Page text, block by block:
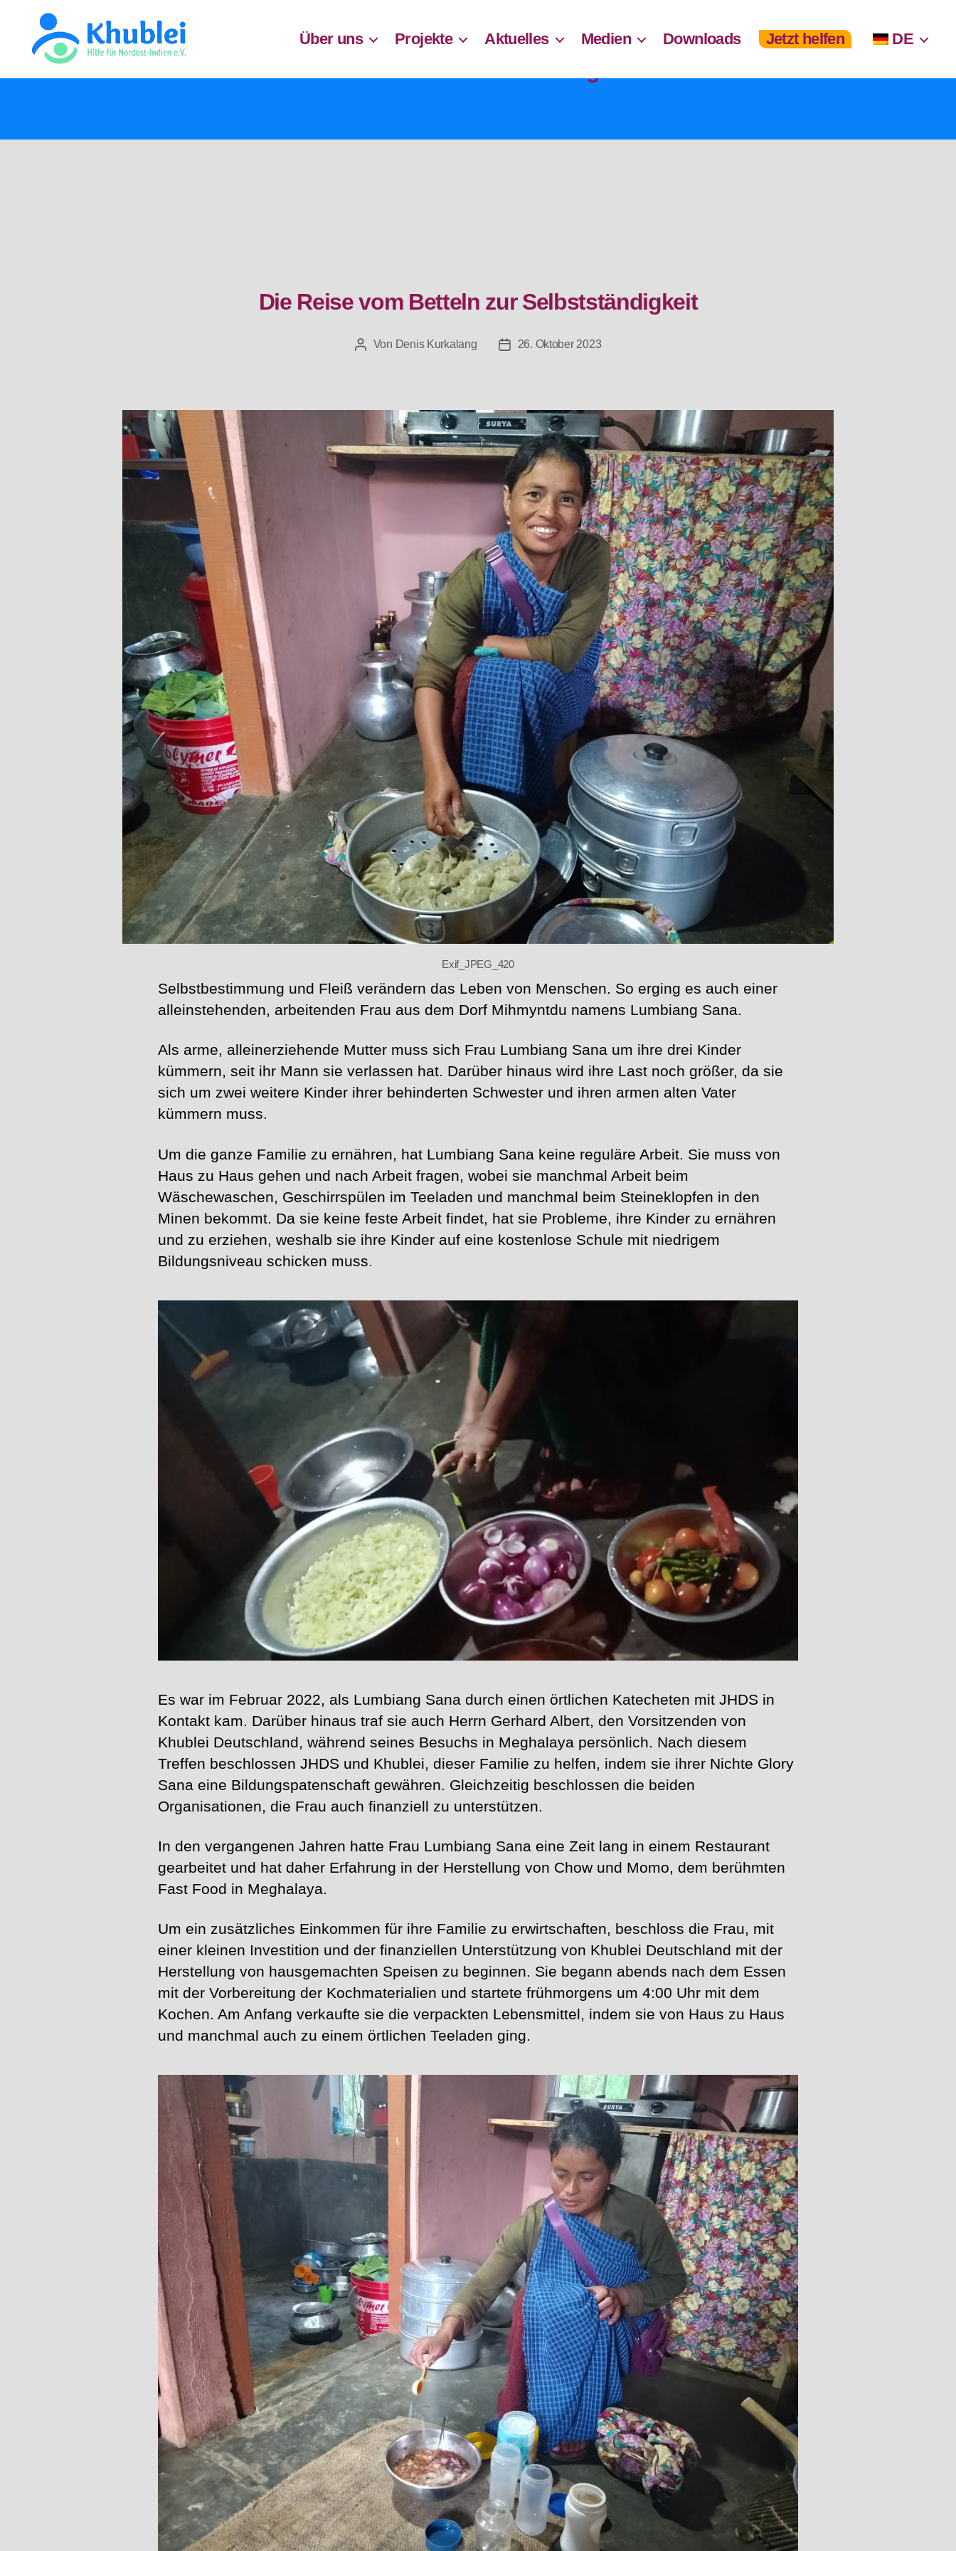
Khublei
Über uns Projekte Aktuelles Medien Downloads Jetzt helfen DE
Kategorien
Die Reise vom Betteln zur Selbstständigkeit
Beitragsautor
Von Denis Kurkalang Beitragsdatum
26. Oktober 2023
Exif_JPEG_420
Selbstbestimmung und Fleiß verändern das Leben von Menschen. So erging es auch einer
alleinstehenden, arbeitenden Frau aus dem Dorf Mihmyntdu namens Lumbiang Sana.
Als arme, alleinerziehende Mutter muss sich Frau Lumbiang Sana um ihre drei Kinder
kümmern, seit ihr Mann sie verlassen hat. Darüber hinaus wird ihre Last noch größer, da sie
sich um zwei weitere Kinder ihrer behinderten Schwester und ihren armen alten Vater
kümmern muss.
Um die ganze Familie zu ernähren, hat Lumbiang Sana keine reguläre Arbeit. Sie muss von
Haus zu Haus gehen und nach Arbeit fragen, wobei sie manchmal Arbeit beim
Wäschewaschen, Geschirrspülen im Teeladen und manchmal beim Steineklopfen in den
Minen bekommt. Da sie keine feste Arbeit findet, hat sie Probleme, ihre Kinder zu ernähren
und zu erziehen, weshalb sie ihre Kinder auf eine kostenlose Schule mit niedrigem
Bildungsniveau schicken muss.
Es war im Februar 2022, als Lumbiang Sana durch einen örtlichen Katecheten mit JHDS in
Kontakt kam. Darüber hinaus traf sie auch Herrn Gerhard Albert, den Vorsitzenden von
Khublei Deutschland, während seines Besuchs in Meghalaya persönlich. Nach diesem
Treffen beschlossen JHDS und Khublei, dieser Familie zu helfen, indem sie ihrer Nichte Glory
Sana eine Bildungspatenschaft gewähren. Gleichzeitig beschlossen die beiden
Organisationen, die Frau auch finanziell zu unterstützen.
In den vergangenen Jahren hatte Frau Lumbiang Sana eine Zeit lang in einem Restaurant
gearbeitet und hat daher Erfahrung in der Herstellung von Chow und Momo, dem berühmten
Fast Food in Meghalaya.
Um ein zusätzliches Einkommen für ihre Familie zu erwirtschaften, beschloss die Frau, mit
einer kleinen Investition und der finanziellen Unterstützung von Khublei Deutschland mit der
Herstellung von hausgemachten Speisen zu beginnen. Sie begann abends nach dem Essen
mit der Vorbereitung der Kochmaterialien und startete frühmorgens um 4:00 Uhr mit dem
Kochen. Am Anfang verkaufte sie die verpackten Lebensmittel, indem sie von Haus zu Haus
und manchmal auch zu einem örtlichen Teeladen ging.